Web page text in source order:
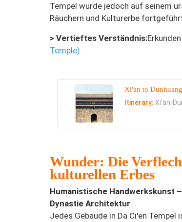
Tempel wurde jedoch auf seinem
Räuchern und Kulturerbe
> Vertieftes Verständnis:
Temple)
Xi'an to
Itinerary:Xi'an-
Wunder: Die
kulturellen Erbes
Humanistische Handwerkskunst
Dynastie Architektur
Jedes Gebäude in Da Ci'en